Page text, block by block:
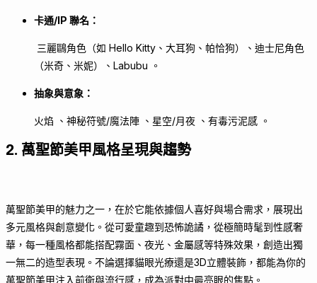
卡通/IP 聯名：
三麗鷗角色（如 Hello Kitty、大耳狗、帕恰狗）、迪士尼角色
（米奇、米妮）、Labubu 。
抽象與意象：
火焰 、神秘符號/魔法陣 、星空/月夜 、有毒污泥感 。
2. 萬聖節美甲風格呈現與趨勢
萬聖節美甲的魅力之一，在於它能依據個人喜好與場合需求，展現出
多元風格與創意變化。從可愛童趣到恐怖詭譎，從極簡時髦到性感奢
華，每一種風格都能搭配霧面、夜光、金屬感等特殊效果，創造出獨
一無二的造型表現。不論選擇貓眼光療還是3D立體裝飾，都能為你的
萬聖節美甲注入前衛與流行感，成為派對中最亮眼的焦點。